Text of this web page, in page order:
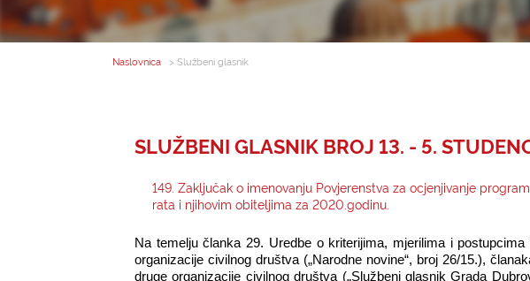
UPRAVNA TIJELA
SAVJET MLADIH
USTANOVE
KOMUNALNA I TRGOVAČKA
Naslovnica > Službeni glasnik
SLUŽBENI GLASNIK BROJ 13. - 5.
149. Zaključak o imenovanju Povjerenstva za ocjenjivanje
rata i njihovim obiteljima za 2020.godinu.
Na temelju članka 29. Uredbe o kriterijima, mjerilima i
organizacije civilnog društva („Narodne novine“, broj 26/15.),
druge organizacije civilnog društva („Službeni glasnik Grada